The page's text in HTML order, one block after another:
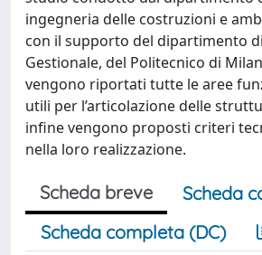
ingegneria delle costruzioni e
con il supporto del dipartimento
Gestionale, del Politecnico di
vengono riportati tutte le aree
utili per l’articolazione delle
infine vengono proposti criteri
nella loro realizzazione.
Scheda breve
Scheda
Scheda completa (DC)